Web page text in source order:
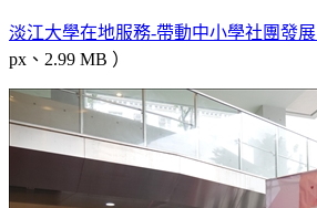
淡江大學在地服務-帶動中小學社團發展
px、2.99 MB ）